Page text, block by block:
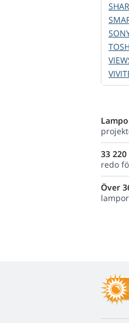
33
redo
Över